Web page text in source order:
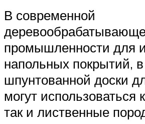
В современной
промышленности для
напольных покрытий, в
шпунтованной доски
могут использоваться
так и лиственные